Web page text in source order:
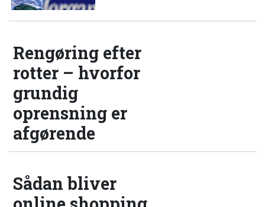
Rengøring efter
rotter – hvorfor
grundig
oprensning er
afgørende
Sådan bliver